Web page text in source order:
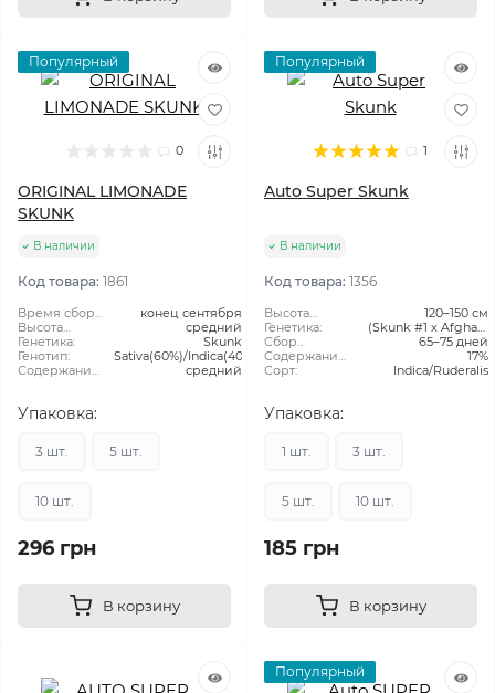
Популярный
0
ORIGINAL LIMONADE
SKUNK
В наличии
Код товара: 1861
Время сбора
урожая в
открытом
грунте:
конец сентября
Высота
растения:
средний
Генетика:
Skunk
Генотип:
Sativa(60%)/Indica(40%)
Содержание
средний
Упаковка:
3 шт. 5 шт.
10 шт.
296 грн
В корзину
Популярный
1
Auto Super Skunk
В наличии
Код товара: 1356
Высота
растения:
120–150 см
Генетика:
(Skunk #1 x Afghani
Hash) x Ruderalis
Сбор
Урожая:
65–75 дней
Содержание
ТГК:
17%
Сорт:
Indica/Ruderalis
Упаковка:
1 шт. 3 шт.
5 шт. 10 шт.
185 грн
В корзину
Популярный